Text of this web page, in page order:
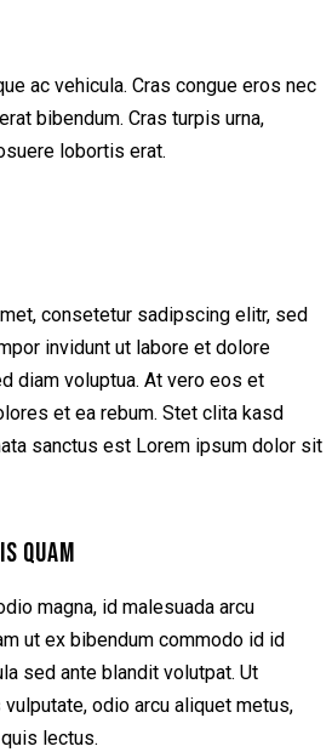
ac vehicula. Cras congue eros nec
bibendum. Cras turpis urna,
lobortis erat.
consetetur sadipscing elitr, sed
invidunt ut labore et dolore
diam voluptua. At vero eos et
et ea rebum. Stet clita kasd
sanctus est Lorem ipsum dolor sit
QUAM
magna, id malesuada arcu
ut ex bibendum commodo id id
sed ante blandit volutpat. Ut
odio arcu aliquet metus,
lectus.